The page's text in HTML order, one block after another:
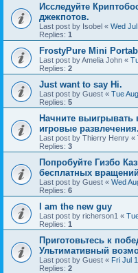
Исследуйте
джекпотов.
Last post by Isobel « Wed
Replies: 1
FrostyPure Mini
Last post byAmelia John «
Replies: 2
Just want to say Hi.
Last post by Guest « Tue
Replies: 5
Начните выигрывать
игровые развлечения.
Last post by Thierry Henry «
Replies: 3
Попробуйте Гизбо
бесплатных
Last post by Guest « Wed
Replies: 6
I am the new guy
Last post by richerson1 «
Replies: 1
Приготовьтесь к
Ультимативный
Last post by Guest « Fri Jul
Replies: 2